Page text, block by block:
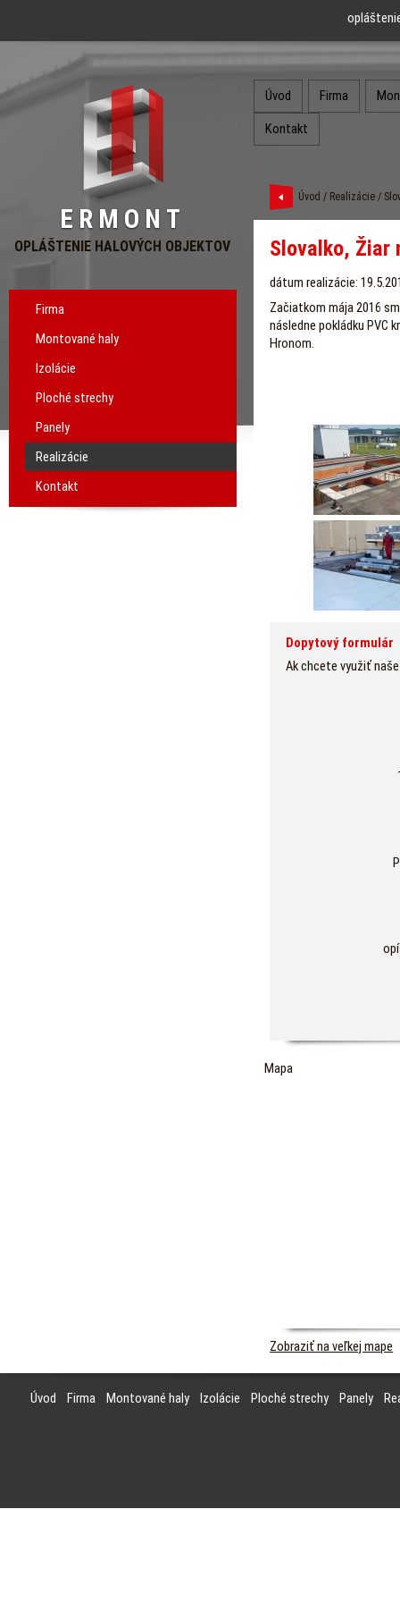
ERMONT
OPLÁŠTENIE HALOVÝCH OBJEKTOV
Firma
Montované haly
Izolácie
Ploché strechy
Panely
Realizácie
Kontakt
Úvod Firma
Kontakt
Úvod / Realizácie /
Slovalko, Žiar
dátum realizácie:
Začiatkom mája 2016
následne pokládku PVC
Hronom.
Dopytový formulár
Ak chcete využiť
Mapa
Zobraziť na veľkej mape
Úvod Firma Montované haly Izolácie Ploché strechy Panely